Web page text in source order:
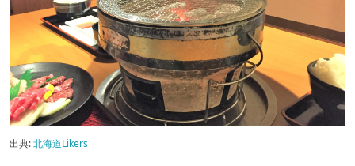
出典:北海道Likers